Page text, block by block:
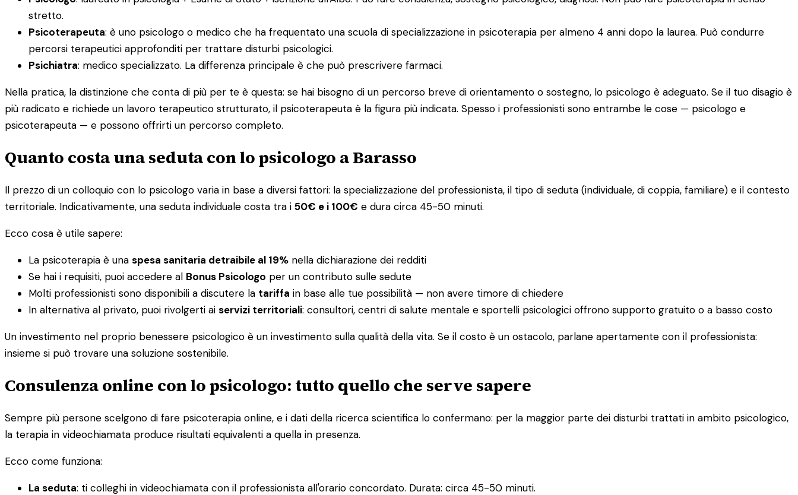
stretto.
Psicoterapeuta: è uno psicologo o medico che ha frequentato una scuola di specializzazione in psicoterapia per almeno 4 anni dopo la laurea. Può condurre
percorsi terapeutici approfonditi per trattare disturbi psicologici.
Psichiatra: medico specializzato. La differenza principale è che può prescrivere farmaci.
Nella pratica, la distinzione che conta di più per te è questa: se hai bisogno di un percorso breve di orientamento o sostegno, lo psicologo è adeguato. Se il tuo disagio è
più radicato e richiede un lavoro terapeutico strutturato, il psicoterapeuta è la figura più indicata. Spesso i professionisti sono entrambe le cose — psicologo e
psicoterapeuta — e possono offrirti un percorso completo.
Quanto costa una seduta con lo psicologo a Barasso
Il prezzo di un colloquio con lo psicologo varia in base a diversi fattori: la specializzazione del professionista, il tipo di seduta (individuale, di coppia, familiare) e il contesto
territoriale. Indicativamente, una seduta individuale costa tra i 50€ e i 100€ e dura circa 45-50 minuti.
Ecco cosa è utile sapere:
La psicoterapia è una spesa sanitaria detraibile al 19% nella dichiarazione dei redditi
Se hai i requisiti, puoi accedere al Bonus Psicologo per un contributo sulle sedute
Molti professionisti sono disponibili a discutere la tariffa in base alle tue possibilità — non avere timore di chiedere
In alternativa al privato, puoi rivolgerti ai servizi territoriali: consultori, centri di salute mentale e sportelli psicologici offrono supporto gratuito o a basso costo
Un investimento nel proprio benessere psicologico è un investimento sulla qualità della vita. Se il costo è un ostacolo, parlane apertamente con il professionista:
insieme si può trovare una soluzione sostenibile.
Consulenza online con lo psicologo: tutto quello che serve sapere
Sempre più persone scelgono di fare psicoterapia online, e i dati della ricerca scientifica lo confermano: per la maggior parte dei disturbi trattati in ambito psicologico,
la terapia in videochiamata produce risultati equivalenti a quella in presenza.
Ecco come funziona:
La seduta: ti colleghi in videochiamata con il professionista all'orario concordato. Durata: circa 45-50 minuti.